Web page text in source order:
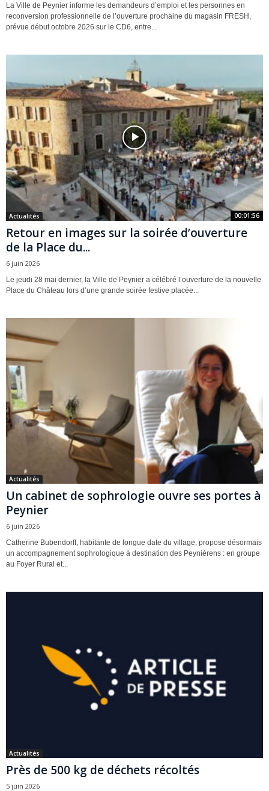
La Ville de Peynier informe les demandeurs d’emploi et les personnes en
reconversion professionnelle de l’ouverture prochaine du magasin FRESH,
prévue début octobre 2026 sur le CD6, entre...
00:01:56
Actualités
Retour en images sur la soirée d’ouverture
de la Place du...
6 juin 2026
Le jeudi 28 mai dernier, la Ville de Peynier a célébré l’ouverture de la nouvelle
Place du Château lors d’une grande soirée festive placée...
Actualités
Un cabinet de sophrologie ouvre ses portes à
Peynier
6 juin 2026
Catherine Bubendorff, habitante de longue date du village, propose désormais
un accompagnement sophrologique à destination des Peyniérens : en groupe
au Foyer Rural et...
Actualités
Près de 500 kg de déchets récoltés
5 juin 2026